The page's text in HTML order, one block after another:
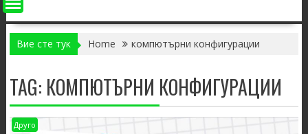
Вие сте тук Home компютърни конфигурации
TAG: КОМПЮТЪРНИ КОНФИГУРАЦИИ
Друго